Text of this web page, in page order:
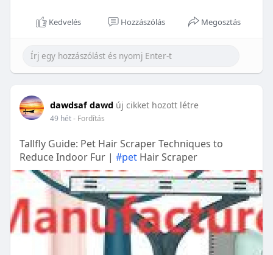
Kedvelés Hozzászólás Megosztás
dawdsaf dawd új cikket hozott létre
49 hét- Fordítás
Tallfly Guide: Pet Hair Scraper Techniques to
Reduce Indoor Fur | #petHair Scraper